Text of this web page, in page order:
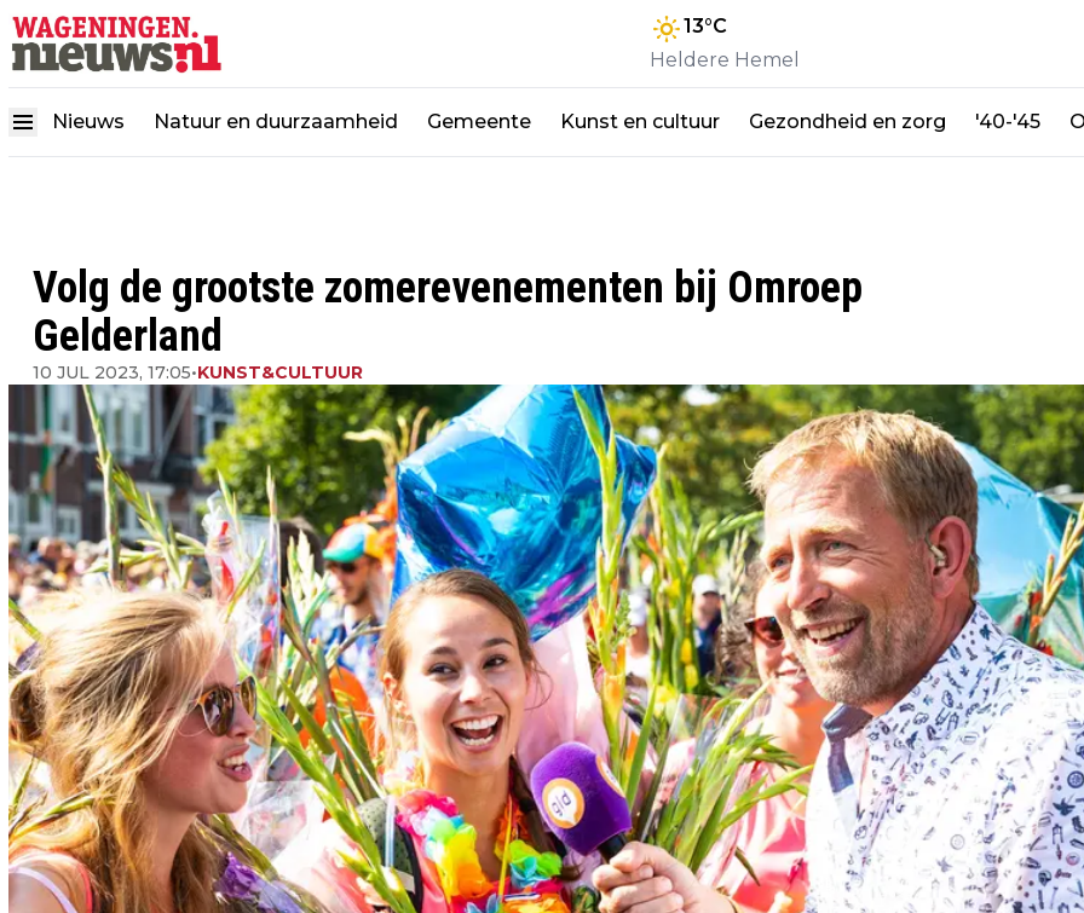
13°C
Heldere Hemel
Nieuws Natuur en duurzaamheid Gemeente Kunst en cultuur Gezondheid en zorg '40-'45
Volg de grootste zomerevenementen bij Omroep
Gelderland
10 JUL 2023, 17:05•KUNST&CULTUUR